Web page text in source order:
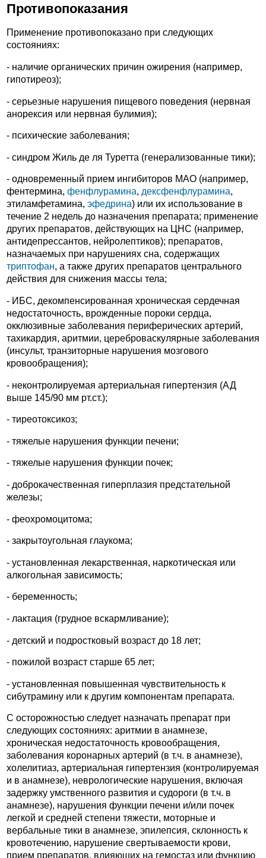
Противопоказания
Применение противопоказано при следующих
состояниях:
- наличие органических причин ожирения (например,
гипотиреоз);
- серьезные нарушения пищевого поведения (нервная
анорексия или нервная булимия);
- психические заболевания;
- синдром Жиль де ля Туретта (генерализованные тики);
- одновременный прием ингибиторов МАО (например,
фентермина, фенфлурамина, дексфенфлурамина,
этиламфетамина, эфедрина) или их использование в
течение 2 недель до назначения препарата; применение
других препаратов, действующих на ЦНС (например,
антидепрессантов, нейролептиков); препаратов,
назначаемых при нарушениях сна, содержащих
триптофан, а также других препаратов центрального
действия для снижения массы тела;
- ИБС, декомпенсированная хроническая сердечная
недостаточность, врожденные пороки сердца,
окклюзивные заболевания периферических артерий,
тахикардия, аритмии, цереброваскулярные заболевания
(инсульт, транзиторные нарушения мозгового
кровообращения);
- неконтролируемая артериальная гипертензия (АД
выше 145/90 мм рт.ст.);
- тиреотоксикоз;
- тяжелые нарушения функции печени;
- тяжелые нарушения функции почек;
- доброкачественная гиперплазия предстательной
железы;
- феохромоцитома;
- закрытоугольная глаукома;
- установленная лекарственная, наркотическая или
алкогольная зависимость;
- беременность;
- лактация (грудное вскармливание);
- детский и подростковый возраст до 18 лет;
- пожилой возраст старше 65 лет;
- установленная повышенная чувствительность к
сибутрамину или к другим компонентам препарата.
С осторожностью следует назначать препарат при
следующих состояниях: аритмии в анамнезе,
хроническая недостаточность кровообращения,
заболевания коронарных артерий (в т.ч. в анамнезе),
холелитиаз, артериальная гипертензия (контролируемая
и в анамнезе), неврологические нарушения, включая
задержку умственного развития и судороги (в т.ч. в
анамнезе), нарушения функции печени и/или почек
легкой и средней степени тяжести, моторные и
вербальные тики в анамнезе, эпилепсия, склонность к
кровотечению, нарушение свертываемости крови,
прием препаратов, влияющих на гемостаз или функцию